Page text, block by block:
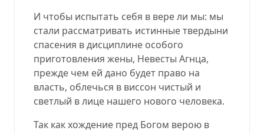
И чтобы испытать себя в вере ли мы: мы
стали рассматривать истинные твердыни
спасения в дисциплине особого
приготовления жены, Невесты Агнца,
прежде чем ей дано будет право на
власть, облечься в виссон чистый и
светлый в лице нашего нового человека.
Так как хождение пред Богом верою в